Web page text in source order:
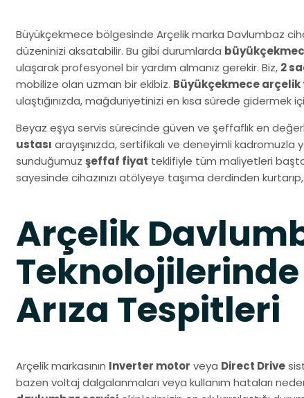
Büyükçekmece bölgesinde Arçelik marka Davlumbaz
düzeninizi aksatabilir. Bu gibi durumlarda
ulaşarak profesyonel bir yardım almanız gerekir. Biz, 2
mobilize olan uzman bir ekibiz. Büyükçekmece arçelik
ulaştığınızda, mağduriyetinizi en kısa sürede gidermek
Beyaz eşya servis sürecinde güven ve şeffaflık en
ustası arayışınızda, sertifikalı ve deneyimli kadromuzla
sunduğumuz şeffaf fiyat teklifiyle tüm maliyetleri
sayesinde cihazınızı atölyeye taşıma derdinden
Arçelik
Arıza Tespitleri
Arçelik markasının Inverter motor veya Direct Drive
bazen voltaj dalgalanmaları veya kullanım hataları